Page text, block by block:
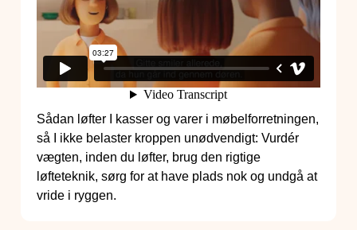
Sådan løfter I kasser og varer i møbelforretningen,
så I ikke belaster kroppen unødvendigt: Vurdér
vægten, inden du løfter, brug den rigtige
løfteteknik, sørg for at have plads nok og undgå at
vride i ryggen.